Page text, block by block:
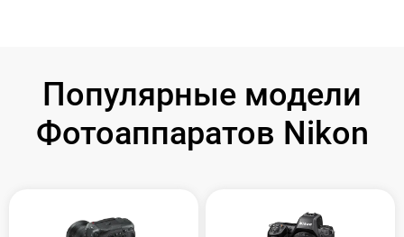
Популярные модели
Фотоаппаратов Nikon